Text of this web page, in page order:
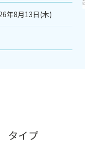
年8月13日(木)
タイプ